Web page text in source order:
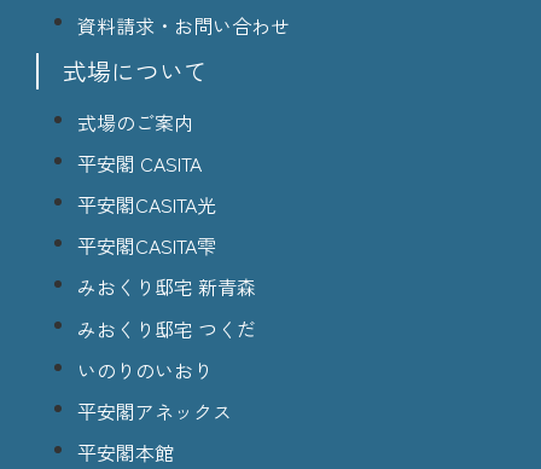
資料請求・お問い合わせ
式場について
式場のご案内
平安閣 CASITA
平安閣CASITA光
平安閣CASITA雫
みおくり邸宅 新青森
みおくり邸宅 つくだ
いのりのいおり
平安閣アネックス
平安閣本館